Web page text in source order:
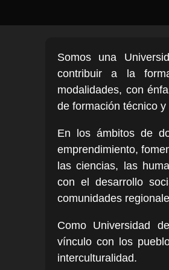
Somos una
contribuir a la
modalidades, con
de formación técnico
En los ámbitos de
emprendimiento,
las ciencias, las
con el desarrollo
comunidades
Como Universidad
vínculo con los
interculturalidad.